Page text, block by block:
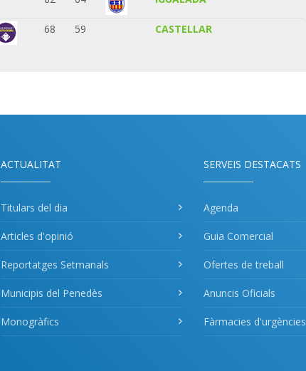
68 59 CASTELLAR
ACTUALITAT
Titulars del dia
Articles d'opinió
Reportatges Setmanals
Municipis del Penedès
Monogràfics
SERVEIS DESTACATS
Agenda
Guia Comercial
Ofertes de treball
Anuncis Oficials
Fàrmacies d'urgències